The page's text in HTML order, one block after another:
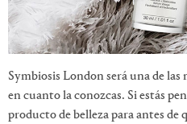
Symbiosis London será una de
en cuanto la conozcas. Si estás
producto de belleza para antes de